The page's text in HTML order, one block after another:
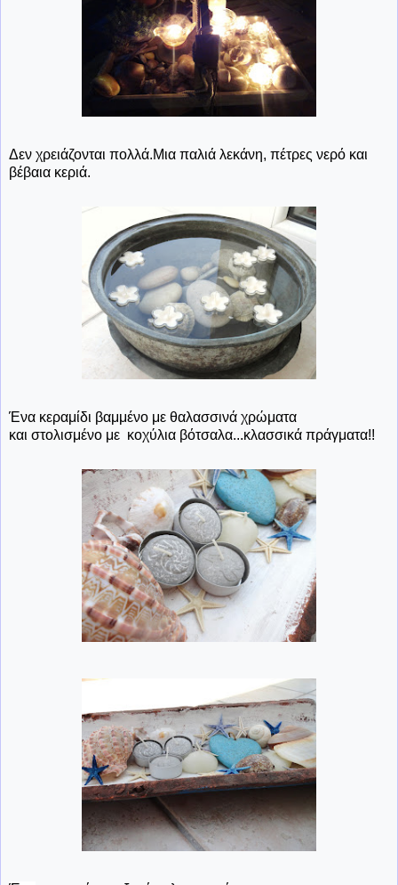
Δεν χρειάζονται πολλά.Μια παλιά λεκάνη, πέτρες νερό και
βέβαια κεριά.
Ένα κεραμίδι βαμμένο με θαλασσινά χρώματα
και στολισμένο με κοχύλια βότσαλα...κλασσικά πράγματα!!